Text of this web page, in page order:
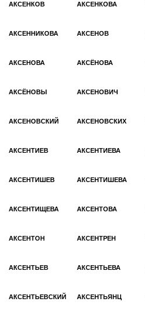
АКСЕНКОВ АКСЕНКОВА
АКСЕННИКОВА АКСЕНОВ
АКСЕНОВА АКСЁНОВА
АКСЁНОВЫ АКСЕНОВИЧ
АКСЕНОВСКИЙ АКСЕНОВСКИХ
АКСЕНТИЕВ АКСЕНТИЕВА
АКСЕНТИШЕВ АКСЕНТИШЕВА
АКСЕНТИЩЕВА АКСЕНТОВА
АКСЕНТОН АКСЕНТРЕН
АКСЕНТЬЕВ АКСЕНТЬЕВА
АКСЕНТЬЕВСКИЙ АКСЕНТЬЯНЦ